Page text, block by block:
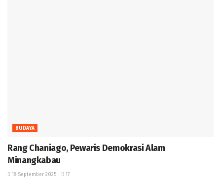
BUDAYA
Rang Chaniago, Pewaris Demokrasi Alam
Minangkabau ‎
18 September 2025 17